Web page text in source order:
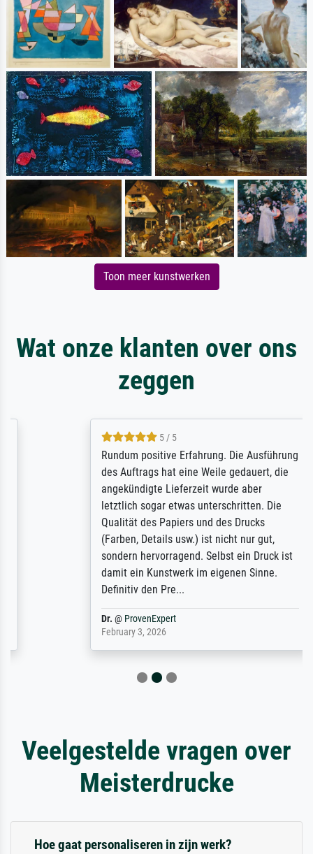
Toon meer kunstwerken
Wat onze klanten over ons
zeggen
5 / 5
Rundum positive Erfahrung. Die Ausführung
des Auftrags hat eine Weile gedauert, die
angekündigte Lieferzeit wurde aber
letztlich sogar etwas unterschritten. Die
Qualität des Papiers und des Drucks
(Farben, Details usw.) ist nicht nur gut,
sondern hervorragend. Selbst ein Druck ist
damit ein Kunstwerk im eigenen Sinne.
Definitiv den Pre...
ProvenExpert
February 3, 2026
Veelgestelde vragen over
Meisterdrucke
Hoe gaat personaliseren in zijn werk?